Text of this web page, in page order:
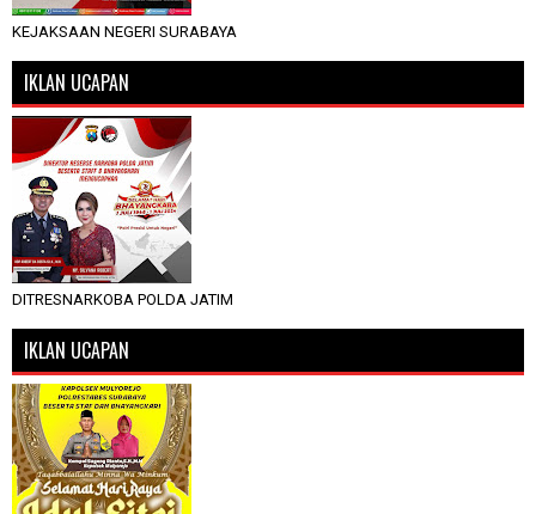
KEJAKSAAN NEGERI SURABAYA
IKLAN UCAPAN
DITRESNARKOBA POLDA JATIM
IKLAN UCAPAN